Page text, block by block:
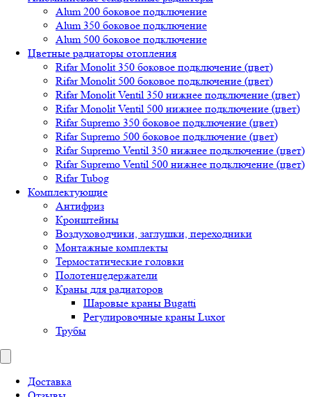
Alum 200 боковое подключение
Alum 350 боковое подключение
Alum 500 боковое подключение
Цветные радиаторы отопления
Rifar Monolit 350 боковое подключение (цвет)
Rifar Monolit 500 боковое подключение (цвет)
Rifar Monolit Ventil 350 нижнее подключение (цвет)
Rifar Monolit Ventil 500 нижнее подключение (цвет)
Rifar Supremo 350 боковое подключение (цвет)
Rifar Supremo 500 боковое подключение (цвет)
Rifar Supremo Ventil 350 нижнее подключение (цвет)
Rifar Supremo Ventil 500 нижнее подключение (цвет)
Rifar Tubog
Комплектующие
Антифриз
Кронштейны
Воздуховодчики, заглушки, переходники
Монтажные комплекты
Термостатические головки
Полотенцедержатели
Краны для радиаторов
Шаровые краны Bugatti
Регулировочные краны Luxor
Трубы
Доставка